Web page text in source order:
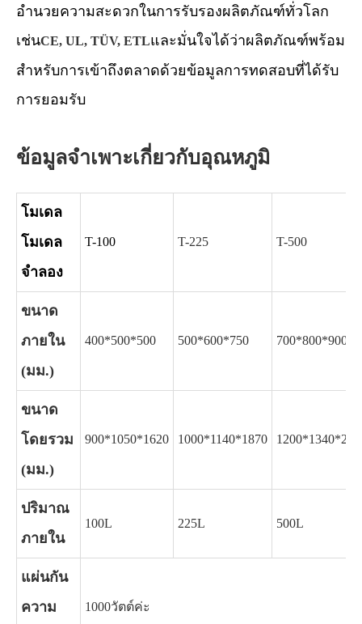
อำนวยความสะดวกในการรับรองผลิตภัณฑ์ทั่วโลก
เช่นCE, UL, TÜV, ETLและมั่นใจได้ว่าผลิตภัณฑ์พร้อม
สำหรับการเข้าถึงตลาดด้วยข้อมูลการทดสอบที่ได้รับ
การยอมรับ
ข้อมูลจำเพาะเกี่ยวกับอุณหภูมิ
โมเดล
โมเดล
จำลอง
T-100 T-225 T-500
ขนาด
ภายใน
(มม.)
400*500*500 500*600*750 700*800*900
ขนาด
โดยรวม
(มม.)
900*1050*1620 1000*1140*1870
ปริมาณ
ภายใน
100L 225L 500L
แผ่นกัน
ความ
1000วัตต์ค่ะ